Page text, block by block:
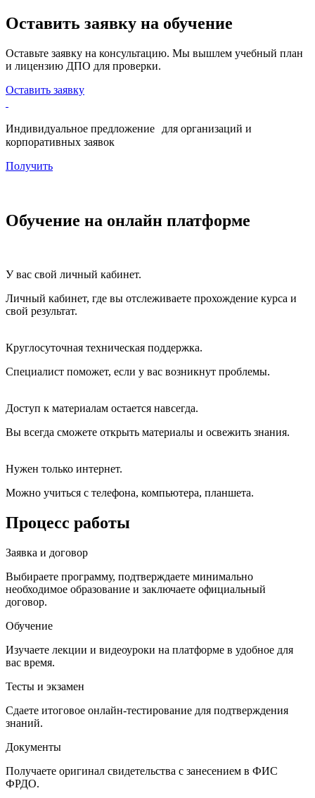
Оставить заявку на обучение
Оставьте заявку на консультацию. Мы вышлем учебный план
и лицензию ДПО для проверки.
Оставить заявку
Индивидуальное предложение для организаций и
корпоративных заявок
Получить
Обучение на онлайн платформе
У вас свой личный кабинет.
Личный кабинет, где вы отслеживаете прохождение курса и
свой результат.
Круглосуточная техническая поддержка.
Специалист поможет, если у вас возникнут проблемы.
Доступ к материалам остается навсегда.
Вы всегда сможете открыть материалы и освежить знания.
Нужен только интернет.
Можно учиться с телефона, компьютера, планшета.
Процесс работы
Заявка и договор
Выбираете программу, подтверждаете минимально
необходимое образование и заключаете официальный
договор.
Обучение
Изучаете лекции и видеоуроки на платформе в удобное для
вас время.
Тесты и экзамен
Сдаете итоговое онлайн-тестирование для подтверждения
знаний.
Документы
Получаете оригинал свидетельства с занесением в ФИС
ФРДО.